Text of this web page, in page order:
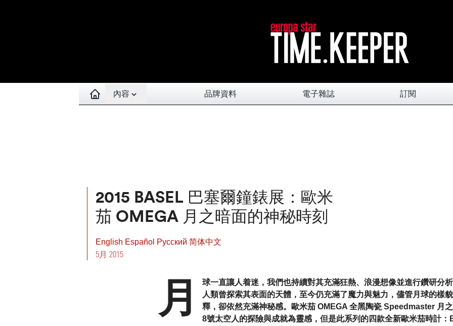
Open contents menu
內容 品牌資料 電子雜誌 訂閱
2015 BASEL 巴塞爾鐘錶展：歐米
茄 OMEGA 月之暗面的神秘時刻
English Español Pусский 简体中文
5月 2015
月
球一直讓人着迷，我們也持續對其充滿狂熱、浪漫想像並進行鑽研分
人類曾探索其表面的天體，至今仍充滿了魔力與魅力，儘管月球的樣
釋，卻依然充滿神秘感。歐米茄 OMEGA 全黑陶瓷 Speedmaster 月
8號太空人的探險與成就為靈感，但是此系列的四款全新歐米茄時計